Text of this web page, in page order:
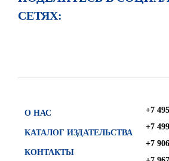
СЕТЯХ:
О НАС
КАТАЛОГ ИЗДАТЕЛЬСТВА
КОНТАКТЫ
+7
+7
+7